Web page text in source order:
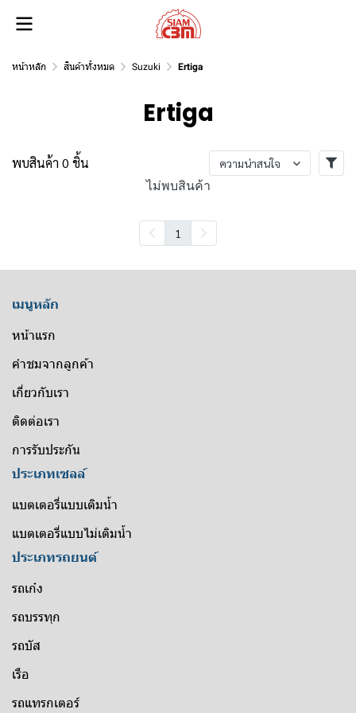
หน้าหลัก สินค้าทั้งหมด Suzuki Ertiga
Ertiga
พบสินค้า 0 ชิ้น ความน่าสนใจ
ไม่พบสินค้า
1
เมนูหลัก
หน้าแรก
คำชมจากลูกค้า
เกี่ยวกับเรา
ติดต่อเรา
การรับประกัน
ประเภทเซลล์
แบตเตอรี่แบบเติมน้ำ
แบตเตอรี่แบบไม่เติมน้ำ
ประเภทรถยนต์
รถเก๋ง
รถบรรทุก
รถบัส
เรือ
รถแทรกเตอร์